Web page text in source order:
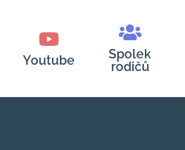
Youtube
Spolek
rodičů